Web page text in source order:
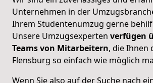
Unternehmen in der
Ihrem Studentenumzug gerne
Unsere Umzugsexperten verfügen
Teams von Mitarbeitern, die Ihnen
Flensburg so einfach wie möglich
Wenn Sie also auf der Suche nach